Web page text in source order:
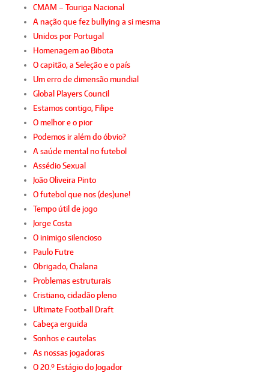
CMAM – Touriga Nacional
A nação que fez bullying a si mesma
Unidos por Portugal
Homenagem ao Bibota
O capitão, a Seleção e o país
Um erro de dimensão mundial
Global Players Council
Estamos contigo, Filipe
O melhor e o pior
Podemos ir além do óbvio?
A saúde mental no futebol
Assédio Sexual
João Oliveira Pinto
O futebol que nos (des)une!
Tempo útil de jogo
Jorge Costa
O inimigo silencioso
Paulo Futre
Obrigado, Chalana
Problemas estruturais
Cristiano, cidadão pleno
Ultimate Football Draft
Cabeça erguida
Sonhos e cautelas
As nossas jogadoras
O 20.º Estágio do Jogador